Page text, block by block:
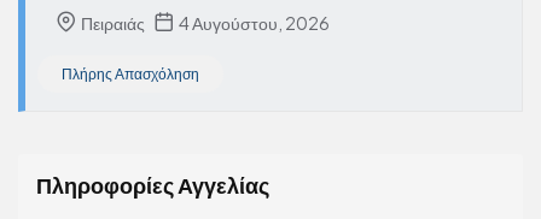
Πειραιάς 4 Αυγούστου, 2026
Πλήρης Απασχόληση
Πληροφορίες Αγγελίας